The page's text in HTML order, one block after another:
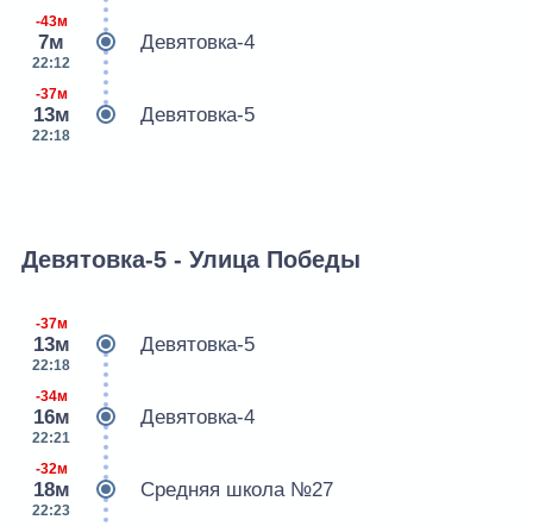
-43м
7м
22:12
Девятовка-4
-37м
13м
22:18
Девятовка-5
Девятовка-5 - Улица Победы
-37м
13м
22:18
Девятовка-5
-34м
16м
22:21
Девятовка-4
-32м
18м
22:23
Средняя школа №27